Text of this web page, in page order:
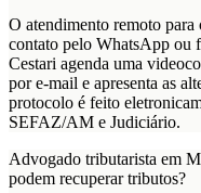
O atendimento remoto
contato pelo WhatsApp ou
Cestari agenda uma
por e-mail e apresenta as
protocolo é feito
SEFAZ/AM e Judiciário.
Advogado tributarista em
podem recuperar tributos?